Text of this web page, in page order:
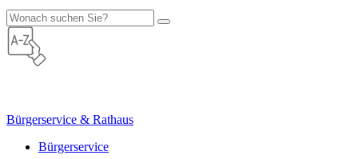
Bürgerservice & Rathaus
Bürgerservice